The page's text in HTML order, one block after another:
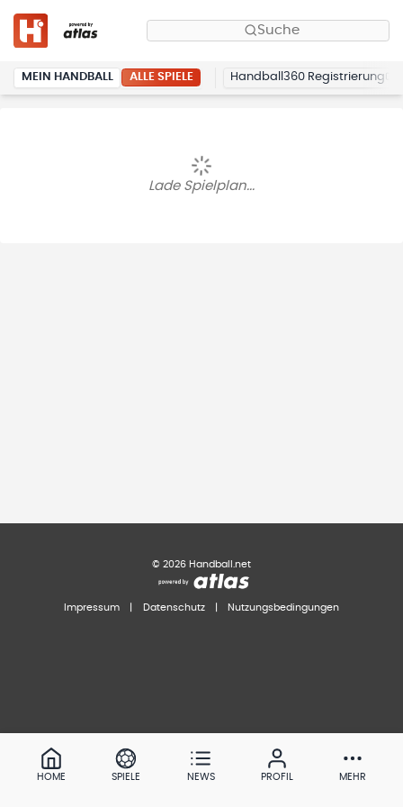
Suche
MEIN HANDBALL ALLE SPIELE Handball360 Registrierung
Lade Spielplan...
© 2026 Handball.net
Impressum Datenschutz Nutzungsbedingungen
HOME SPIELE NEWS PROFIL MEHR